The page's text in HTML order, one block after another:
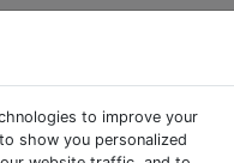
to improve your
show you personalized